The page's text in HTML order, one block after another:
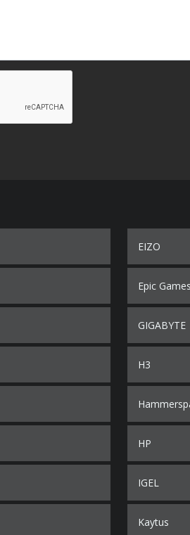
EIZO
Epic Games
GIGABYTE
H3
HP
IGEL
Kaytus